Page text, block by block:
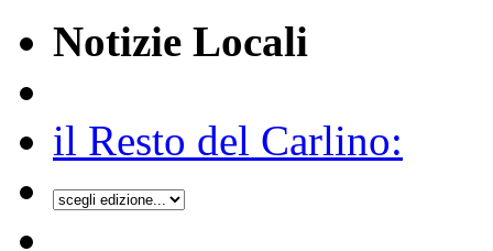
Notizie Locali
il Resto del Carlino: